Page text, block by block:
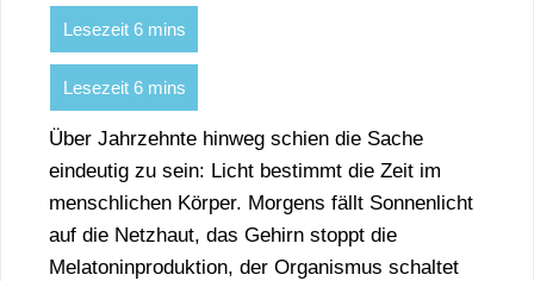
Über Jahrzehnte hinweg schien die Sache
eindeutig zu sein: Licht bestimmt die Zeit im
menschlichen Körper. Morgens fällt Sonnenlicht
auf die Netzhaut, das Gehirn stoppt die
Melatoninproduktion, der Organismus schaltet